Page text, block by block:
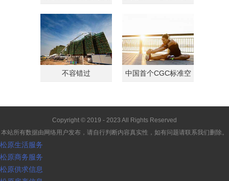
不容错过
中国首个CGC标准空
Copyright © 2019 - 2023 All Rights Reserved
本站所有数据由网络用户发布，请自行判断内容真实性，如有问题请联系我们删除。
松原生活服务
松原商务服务
松原供求信息